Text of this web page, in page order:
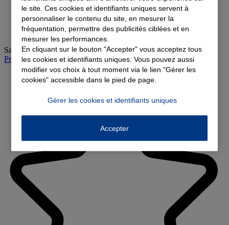
Samedi: 09:00-12:00
Prendre rendez-vous à l'agence
le site. Ces cookies et identifiants uniques servent à
personnaliser le contenu du site, en mesurer la
fréquentation, permettre des publicités ciblées et en
mesurer les performances.
En cliquant sur le bouton "Accepter" vous acceptez tous
les cookies et identifiants uniques. Vous pouvez aussi
modifier vos choix à tout moment via le lien "Gérer les
cookies" accessible dans le pied de page.
Gérer les cookies et identifiants uniques
Accepter